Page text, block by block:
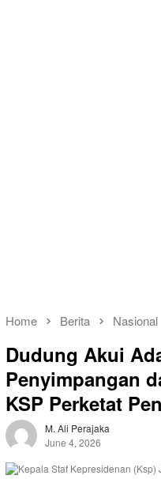
Home Berita Nasional
Dudung Akui
Penyimpangan
KSP Perketat
M. Ali Perajaka
June 4, 2026